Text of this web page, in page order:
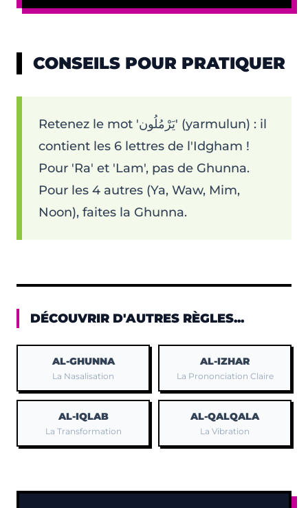
CONSEILS POUR PRATIQUER
Retenez le mot 'يَرْمُلُون' (yarmulun) : il
contient les 6 lettres de l'Idgham !
Pour 'Ra' et 'Lam', pas de Ghunna.
Pour les 4 autres (Ya, Waw, Mim,
Noon), faites la Ghunna.
DÉCOUVRIR D'AUTRES RÈGLES...
AL-GHUNNA
La Nasalisation
AL-IZHAR
La Prononciation Claire
AL-IQLAB
La Transformation
AL-QALQALA
La Vibration